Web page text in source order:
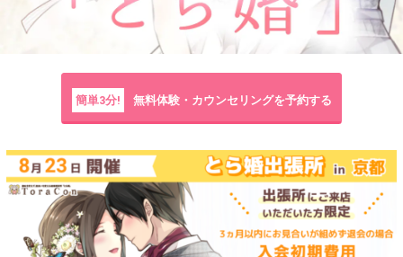
簡単3分! 無料体験・カウンセリングを予約する